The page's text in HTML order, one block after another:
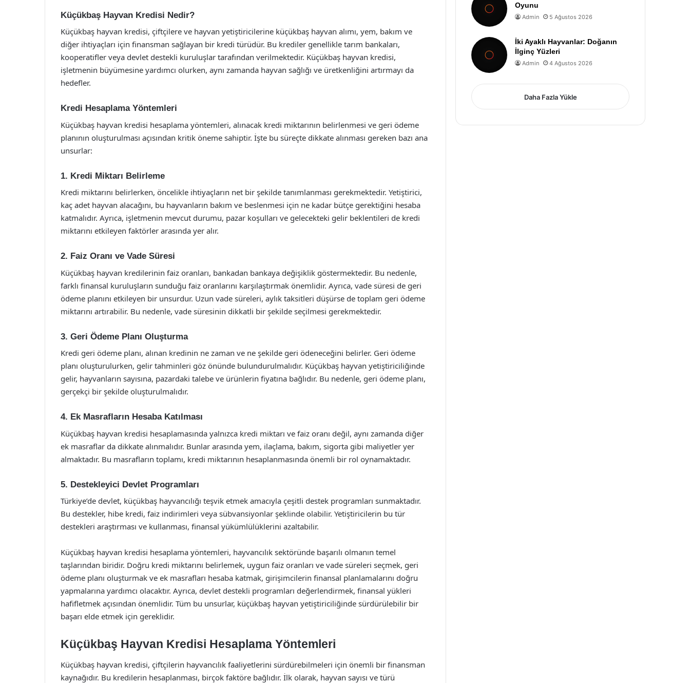
Küçükbaş Hayvan Kredisi Nedir?
Küçükbaş hayvan kredisi, çiftçilere ve hayvan yetiştiricilerine küçükbaş hayvan alımı, yem, bakım ve
diğer ihtiyaçları için finansman sağlayan bir kredi türüdür. Bu krediler genellikle tarım bankaları,
kooperatifler veya devlet destekli kuruluşlar tarafından verilmektedir. Küçükbaş hayvan kredisi,
işletmenin büyümesine yardımcı olurken, aynı zamanda hayvan sağlığı ve üretkenliğini artırmayı da
hedefler.
Kredi Hesaplama Yöntemleri
Küçükbaş hayvan kredisi hesaplama yöntemleri, alınacak kredi miktarının belirlenmesi ve geri ödeme
planının oluşturulması açısından kritik öneme sahiptir. İşte bu süreçte dikkate alınması gereken bazı ana
unsurlar:
1. Kredi Miktarı Belirleme
Kredi miktarını belirlerken, öncelikle ihtiyaçların net bir şekilde tanımlanması gerekmektedir. Yetiştirici,
kaç adet hayvan alacağını, bu hayvanların bakım ve beslenmesi için ne kadar bütçe gerektiğini hesaba
katmalıdır. Ayrıca, işletmenin mevcut durumu, pazar koşulları ve gelecekteki gelir beklentileri de kredi
miktarını etkileyen faktörler arasında yer alır.
2. Faiz Oranı ve Vade Süresi
Küçükbaş hayvan kredilerinin faiz oranları, bankadan bankaya değişiklik göstermektedir. Bu nedenle,
farklı finansal kuruluşların sunduğu faiz oranlarını karşılaştırmak önemlidir. Ayrıca, vade süresi de geri
ödeme planını etkileyen bir unsurdur. Uzun vade süreleri, aylık taksitleri düşürse de toplam geri ödeme
miktarını artırabilir. Bu nedenle, vade süresinin dikkatli bir şekilde seçilmesi gerekmektedir.
3. Geri Ödeme Planı Oluşturma
Kredi geri ödeme planı, alınan kredinin ne zaman ve ne şekilde geri ödeneceğini belirler. Geri ödeme
planı oluşturulurken, gelir tahminleri göz önünde bulundurulmalıdır. Küçükbaş hayvan yetiştiriciliğinde
gelir, hayvanların sayısına, pazardaki talebe ve ürünlerin fiyatına bağlıdır. Bu nedenle, geri ödeme planı,
gerçekçi bir şekilde oluşturulmalıdır.
4. Ek Masrafların Hesaba Katılması
Küçükbaş hayvan kredisi hesaplamasında yalnızca kredi miktarı ve faiz oranı değil, aynı zamanda diğer
ek masraflar da dikkate alınmalıdır. Bunlar arasında yem, ilaçlama, bakım, sigorta gibi maliyetler yer
almaktadır. Bu masrafların toplamı, kredi miktarının hesaplanmasında önemli bir rol oynamaktadır.
5. Destekleyici Devlet Programları
Türkiye’de devlet, küçükbaş hayvancılığı teşvik etmek amacıyla çeşitli destek programları sunmaktadır.
Bu destekler, hibe kredi, faiz indirimleri veya sübvansiyonlar şeklinde olabilir. Yetiştiricilerin bu tür
destekleri araştırması ve kullanması, finansal yükümlülüklerini azaltabilir.
Küçükbaş hayvan kredisi hesaplama yöntemleri, hayvancılık sektöründe başarılı olmanın temel
taşlarından biridir. Doğru kredi miktarını belirlemek, uygun faiz oranları ve vade süreleri seçmek, geri
ödeme planı oluşturmak ve ek masrafları hesaba katmak, girişimcilerin finansal planlamalarını doğru
yapmalarına yardımcı olacaktır. Ayrıca, devlet destekli programları değerlendirmek, finansal yükleri
hafifletmek açısından önemlidir. Tüm bu unsurlar, küçükbaş hayvan yetiştiriciliğinde sürdürülebilir bir
başarı elde etmek için gereklidir.
Küçükbaş Hayvan Kredisi Hesaplama Yöntemleri
Küçükbaş hayvan kredisi, çiftçilerin hayvancılık faaliyetlerini sürdürebilmeleri için önemli bir finansman
kaynağıdır. Bu kredilerin hesaplanması, birçok faktöre bağlıdır. İlk olarak, hayvan sayısı ve türü
Oyunu
Admin 5 Ağustos 2026
İki Ayaklı Hayvanlar: Doğanın
İlginç Yüzleri
Admin 4 Ağustos 2026
Daha Fazla Yükle